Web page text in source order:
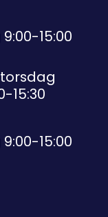
15:00
15:30
15:00